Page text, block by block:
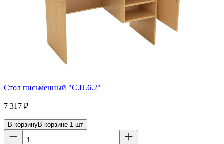
Стол письменный "С.П.6.2"
7 317 ₽
В корзинуВ корзине 1 шт